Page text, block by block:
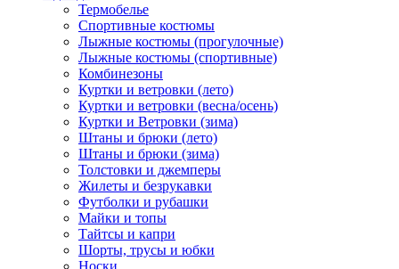
Термобелье
Спортивные костюмы
Лыжные костюмы (прогулочные)
Лыжные костюмы (спортивные)
Комбинезоны
Куртки и ветровки (лето)
Куртки и ветровки (весна/осень)
Куртки и Ветровки (зима)
Штаны и брюки (лето)
Штаны и брюки (зима)
Толстовки и джемперы
Жилеты и безрукавки
Футболки и рубашки
Майки и топы
Тайтсы и капри
Шорты, трусы и юбки
Носки